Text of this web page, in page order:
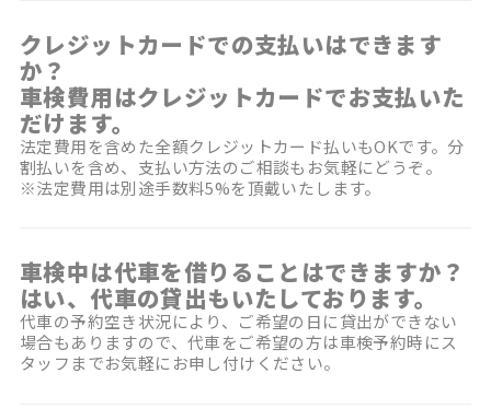
クレジットカードでの支払いはできます
か？
車検費用はクレジットカードでお支払いた
だけます。
法定費用を含めた全額クレジットカード払いもOKです。分
割払いを含め、支払い方法のご相談もお気軽にどうぞ。
※法定費用は別途手数料5%を頂戴いたします。
車検中は代車を借りることはできますか？
はい、代車の貸出もいたしております。
代車の予約空き状況により、ご希望の日に貸出ができない
場合もありますので、代車をご希望の方は車検予約時にス
タッフまでお気軽にお申し付けください。